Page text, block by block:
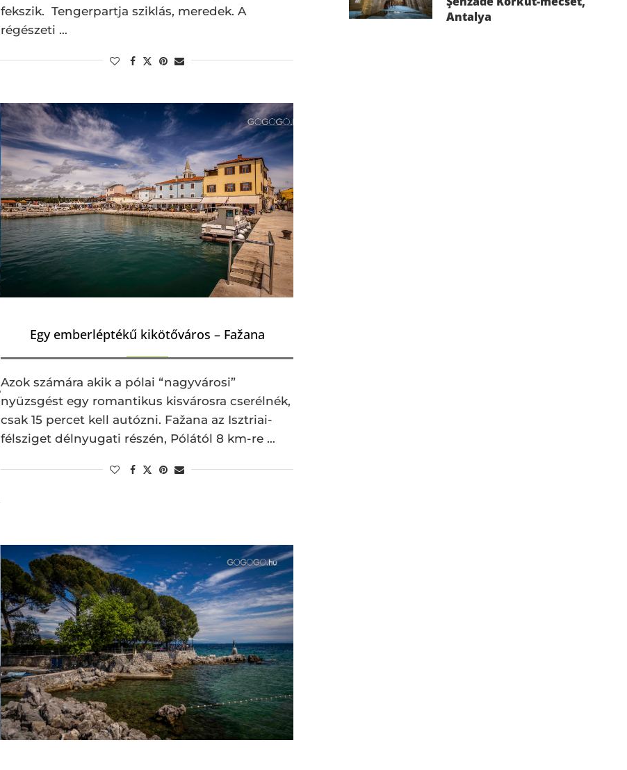
fekszik. Tengerpartja sziklás, meredek. A
régészeti …
Egy emberléptékű kikötőváros – Fažana
Azok számára akik a pólai “nagyvárosi”
nyüzsgést egy romantikus kisvárosra cserélnék,
csak 15 percet kell autózni. Fažana az Isztriai-
félsziget délnyugati részén, Pólától 8 km-re …
Antalya